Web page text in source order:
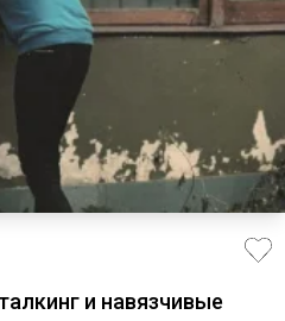
и навязчивые